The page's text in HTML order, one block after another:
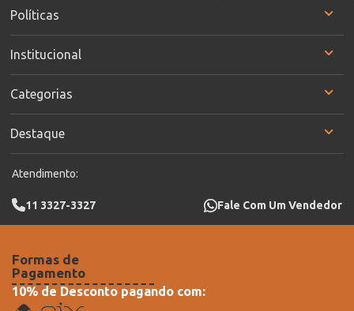
Políticas
Institucional
Categorias
Destaque
Atendimento:
11 3327-3327 Fale Com Um Vendedor
Formas de
Pagamento
10% de Desconto pagando com: